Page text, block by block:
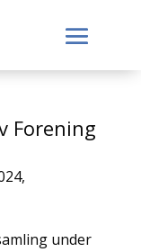
Forening
under